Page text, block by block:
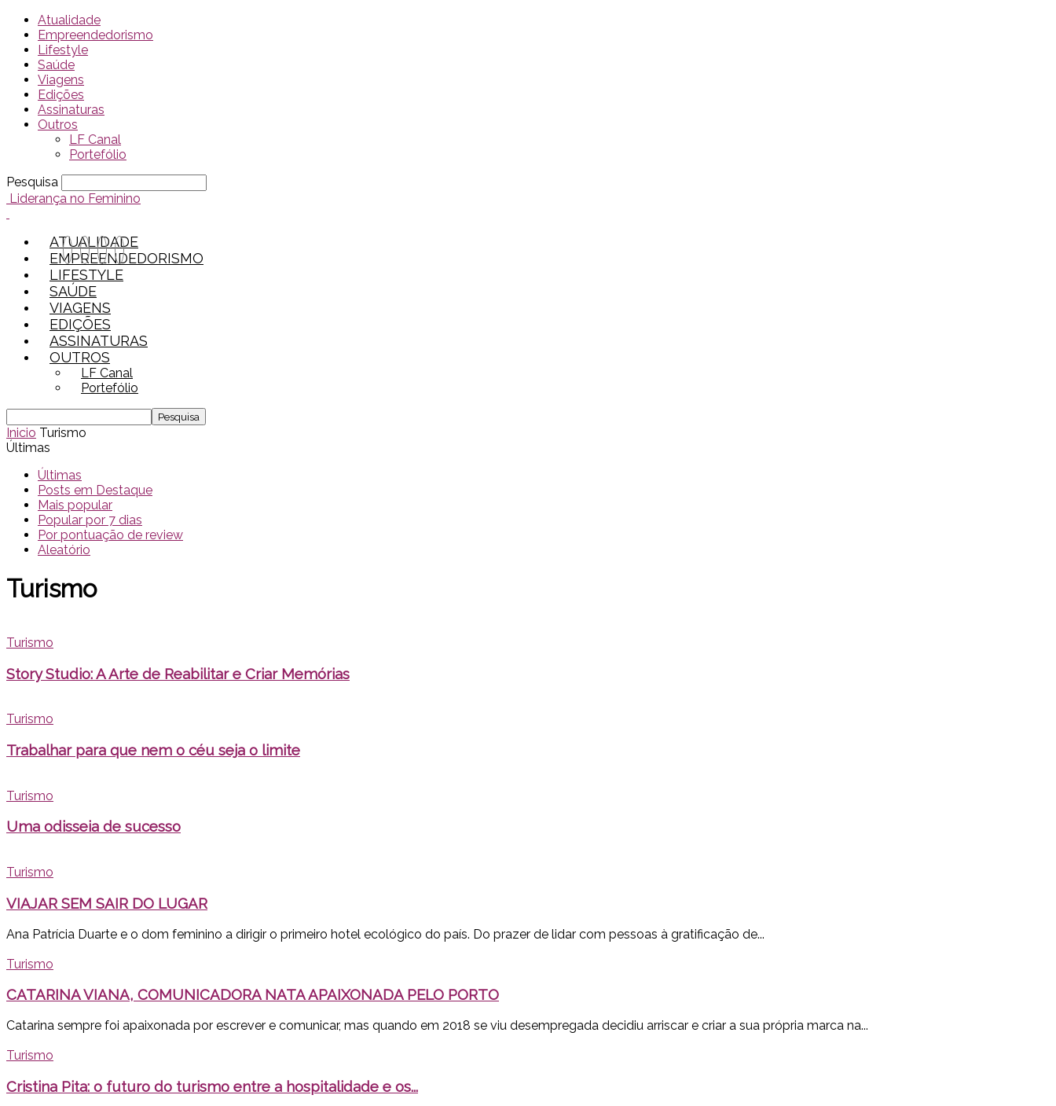
Atualidade
Empreendedorismo
Lifestyle
Saúde
Viagens
Edições
Assinaturas
Outros
LF Canal
Portefólio
Pesquisa
Liderança no Feminino
ATUALIDADE
EMPREENDEDORISMO
LIFESTYLE
SAÚDE
VIAGENS
EDIÇÕES
ASSINATURAS
OUTROS
LF Canal
Portefólio
Inicio Turismo
Últimas
Últimas
Posts em Destaque
Mais popular
Popular por 7 dias
Por pontuação de review
Aleatório
Turismo
Turismo
Story Studio: A Arte de Reabilitar e Criar Memórias
Turismo
Trabalhar para que nem o céu seja o limite
Turismo
Uma odisseia de sucesso
Turismo
VIAJAR SEM SAIR DO LUGAR
Ana Patrícia Duarte e o dom feminino a dirigir o primeiro hotel ecológico do país. Do prazer de lidar com pessoas à gratificação de...
Turismo
CATARINA VIANA, COMUNICADORA NATA APAIXONADA PELO PORTO
Catarina sempre foi apaixonada por escrever e comunicar, mas quando em 2018 se viu desempregada decidiu arriscar e criar a sua própria marca na...
Turismo
Cristina Pita: o futuro do turismo entre a hospitalidade e os...